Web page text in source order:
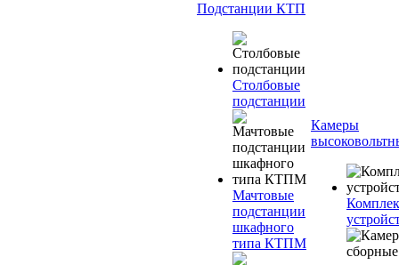
Подстанции КТП
Столбовые
подстанции
Мачтовые
подстанции
шкафного
типа КТПМ
Камеры